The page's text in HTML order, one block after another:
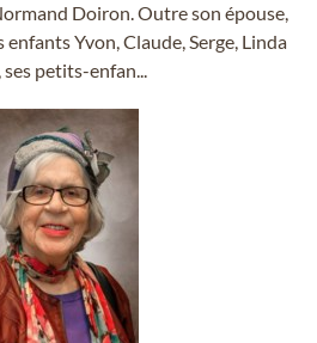
Doiron. Outre son épouse,
enfants Yvon, Claude, Serge, Linda
ses petits-enfan...